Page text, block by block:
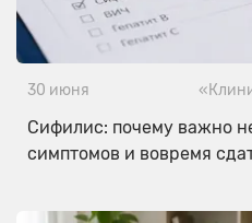
30 июня
Сифилис: почему важно
симптомов и вовремя